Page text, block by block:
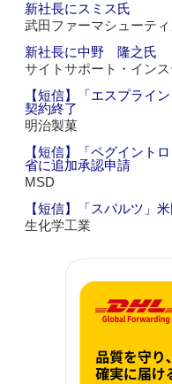
新社長にスミス氏
武田ファーマシューテ
新社長に中野 隆之氏
サイトサポート・イン
【短信】「エスプライ
契約終了
明治製菓
【短信】「ペグイント
省に追加承認申請
MSD
【短信】「スパルツ」
生化学工業